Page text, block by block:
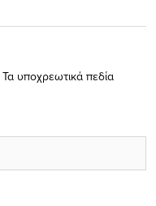
Τα υποχρεωτικά πεδία